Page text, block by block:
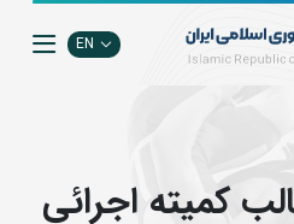
EN
كميته اجرائي